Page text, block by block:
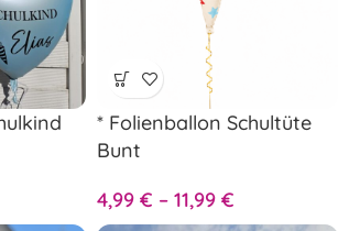
* Folienballon Schultüte
Bunt
4,99 € – 11,99 €